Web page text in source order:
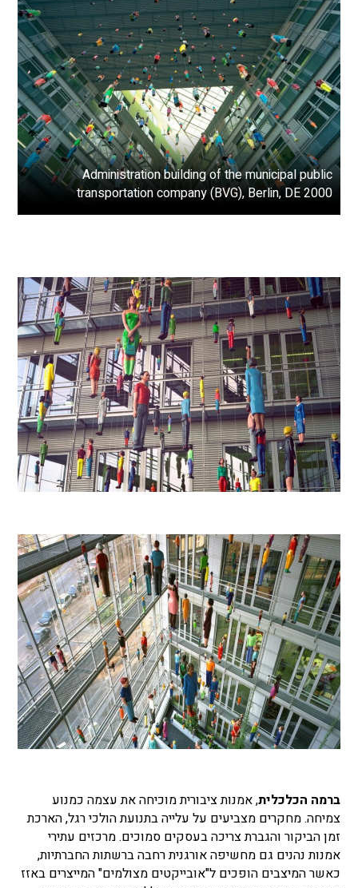
Administration building of the municipal public
transportation company (BVG), Berlin, DE 2000
ברמה הכלכלית, אמנות ציבורית מוכיחה את עצמה כמנוע
צמיחה. מחקרים מצביעים על עלייה בתנועת הולכי רגל, הארכת
זמן הביקור והגברת צריכה בעסקים סמוכים. מרכזים עתירי
אמנות נהנים גם מחשיפה אורגנית רחבה ברשתות החברתיות,
כאשר המיצבים הופכים ל"אובייקטים מצולמים" המייצרים באזז